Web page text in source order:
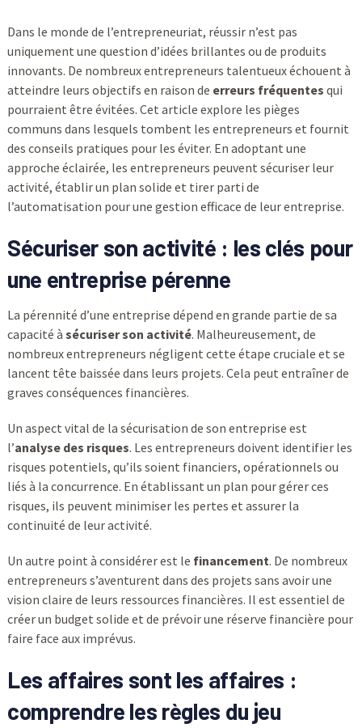
Dans le monde de l’entrepreneuriat, réussir n’est pas
uniquement une question d’idées brillantes ou de produits
innovants. De nombreux entrepreneurs talentueux échouent à
atteindre leurs objectifs en raison de erreurs fréquentes qui
pourraient être évitées. Cet article explore les pièges
communs dans lesquels tombent les entrepreneurs et fournit
des conseils pratiques pour les éviter. En adoptant une
approche éclairée, les entrepreneurs peuvent sécuriser leur
activité, établir un plan solide et tirer parti de
l’automatisation pour une gestion efficace de leur entreprise.
Sécuriser son activité : les clés pour
une entreprise pérenne
La pérennité d’une entreprise dépend en grande partie de sa
capacité à sécuriser son activité. Malheureusement, de
nombreux entrepreneurs négligent cette étape cruciale et se
lancent tête baissée dans leurs projets. Cela peut entraîner de
graves conséquences financières.
Un aspect vital de la sécurisation de son entreprise est
l’analyse des risques. Les entrepreneurs doivent identifier les
risques potentiels, qu’ils soient financiers, opérationnels ou
liés à la concurrence. En établissant un plan pour gérer ces
risques, ils peuvent minimiser les pertes et assurer la
continuité de leur activité.
Un autre point à considérer est le financement. De nombreux
entrepreneurs s’aventurent dans des projets sans avoir une
vision claire de leurs ressources financières. Il est essentiel de
créer un budget solide et de prévoir une réserve financière pour
faire face aux imprévus.
Les affaires sont les affaires :
comprendre les règles du jeu